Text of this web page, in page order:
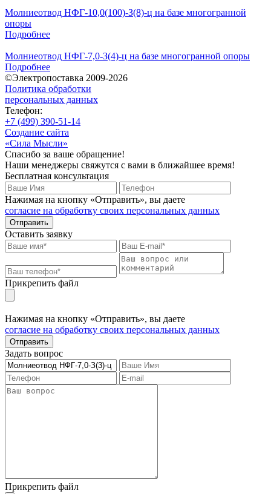
Молниеотвод НФГ-10,0(100)-З(8)-ц на базе многогранной
опоры
Подробнее
Молниеотвод НФГ-7,0-З(4)-ц на базе многогранной опоры
Подробнее
©Электропоставка 2009-2026
Политика обработки
персональных данных
Телефон:
+7 (499) 390-51-14
Создание сайта
«Сила Мысли»
Спасибо за ваше обращение!
Наши менеджеры свяжутся с вами в ближайшее время!
Бесплатная консультация
Нажимая на кнопку «Отправить», вы даете
согласие на обработку своих персональных данных
Отправить
Оставить заявку
Прикрепить файл
Нажимая на кнопку «Отправить», вы даете
согласие на обработку своих персональных данных
Отправить
Задать вопрос
Прикрепить файл